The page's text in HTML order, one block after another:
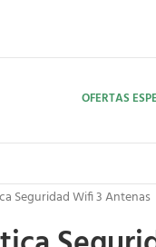
OFERTAS
Seguridad Wifi 3 Antenas